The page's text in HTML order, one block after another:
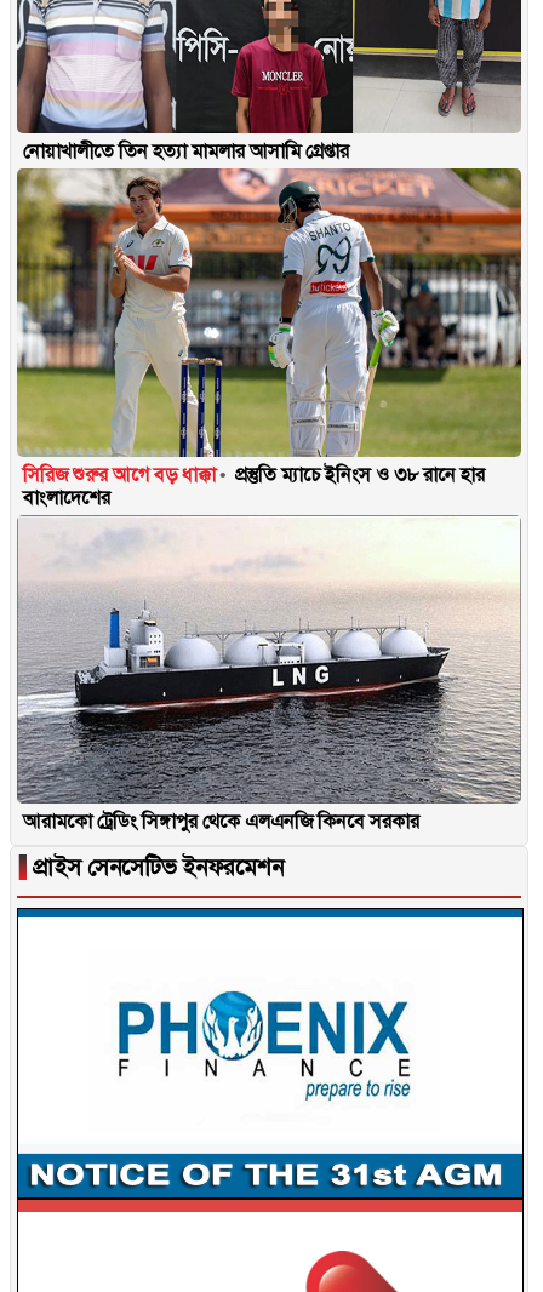
নোয়াখালীতে তিন হত্যা মামলার আসামি গ্রেপ্তার
সিরিজ শুরুর আগে বড় ধাক্কা
প্রস্তুতি ম্যাচে ইনিংস ও ৩৮ রানে হার
বাংলাদেশের
আরামকো ট্রেডিং সিঙ্গাপুর থেকে এলএনজি কিনবে সরকার
▐ প্রাইস সেনসেটিভ ইনফরমেশন